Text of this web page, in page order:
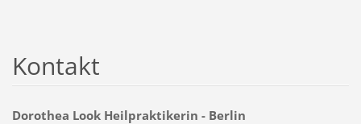
Kontakt
Dorothea Look Heilpraktikerin - Berlin